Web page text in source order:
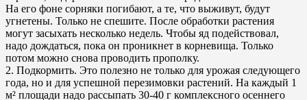
На его фоне сорняки погибают, а те, что выживут, будут
угнетены. Только не спешите. После обработки растения
могут засыхать несколько недель. Чтобы яд подействовал,
надо дождаться, пока он проникнет в корневища. Только
потом можно снова проводить прополку.
2. Подкормить. Это полезно не только для урожая следующего
года, но и для успешной перезимовки растений. На каждый 1
м² площади надо рассыпать 30-40 г комплексного осеннего